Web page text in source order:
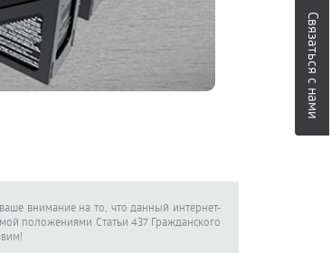
Связаться с нами
внимание на то, что данный интернет-
положениями Статьи 437 Гражданского